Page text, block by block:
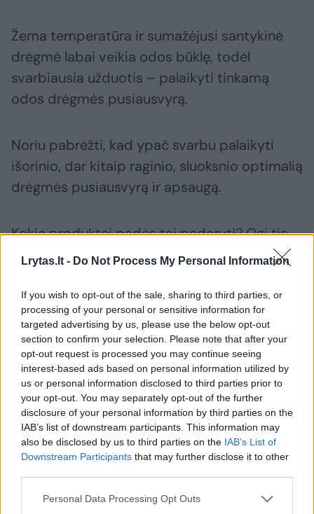
Lrytas.lt - Do Not Process My Personal Information
If you wish to opt-out of the sale, sharing to third parties, or
processing of your personal or sensitive information for
targeted advertising by us, please use the below opt-out
section to confirm your selection. Please note that after your
opt-out request is processed you may continue seeing
interest-based ads based on personal information utilized by
us or personal information disclosed to third parties prior to
your opt-out. You may separately opt-out of the further
disclosure of your personal information by third parties on the
IAB’s list of downstream participants. This information may
also be disclosed by us to third parties on the IAB’s List of
Downstream Participants that may further disclose it to other
Personal Data Processing Opt Outs
Žema temperatūra ir sumažėjusi santykinė
drėgmė labai veikia odos būklę, todėl
svarbiausia užduotis – palaikyti tinkamą
odos drėgmės pusiausvyrą.
Noriu pabrėžti, kad ypač svarbu palaikyti
išorinio, dar kitaip raginio, sluoksnio optimalią
drėgmės pusiausvyrą ir apsaugą.
Kokie produktai padės tai padaryti? Ogi tie,
kurių sudėtyje bus medžiagų, panašių į odoje
medžiagas. Pavyzdžiui, mokslo dar visai
neseniai pastebėta veiksmingoji trijulė –
ceramidai, riebalų rūgštys ir cholesterolis.
Drėkinimas bus efektyvesnis, jei šie
elementai bus naudojami kartu. Hialurono
rūgštis padės palaikyti drėgmę ir neleis
išgaruoti vandeniui iš odos paviršiaus.
Glicerinas. Nors daugelis jį vertina skeptiškai,
ši medžiaga tikrai naudinga, kai kalbama apie
geras drėkiklis žiemą bus lanolinas, jei oda